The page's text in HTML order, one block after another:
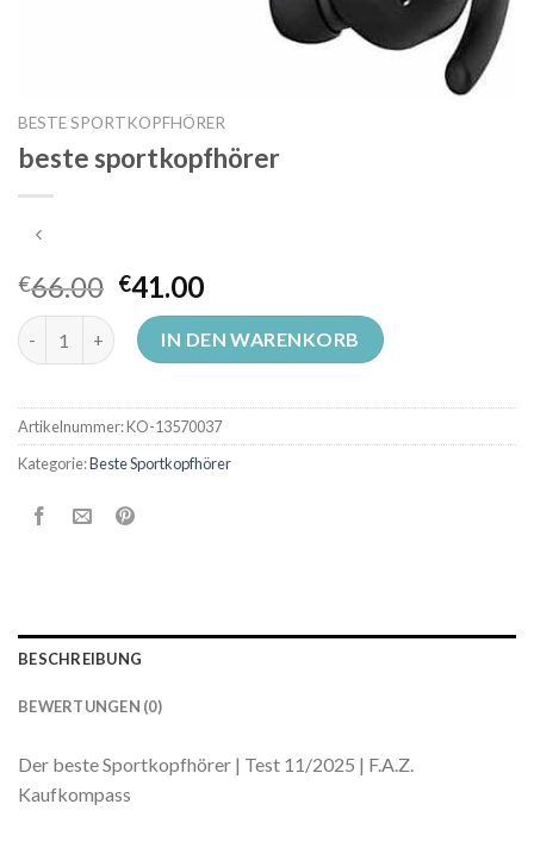
BESTE SPORTKOPFHÖRER
beste sportkopfhörer
€66.00 €41.00
beste sportkopfhörer MengeIN DEN WARENKORB
Artikelnummer:KO-13570037
Kategorie:Beste Sportkopfhörer
BESCHREIBUNG
BEWERTUNGEN (0)
Der beste Sportkopfhörer | Test 11/2025 | F.A.Z.
Kaufkompass